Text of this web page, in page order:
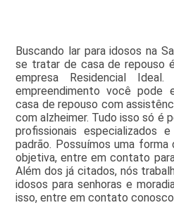
Buscando lar para idosos na
se tratar de casa de repouso
empresa Residencial
empreendimento você pode
casa de repouso com
com alzheimer. Tudo isso só é
profissionais especializados
padrão. Possuímos uma
objetiva, entre em contato
Além dos já citados, nós
idosos para senhoras e
isso, entre em contato